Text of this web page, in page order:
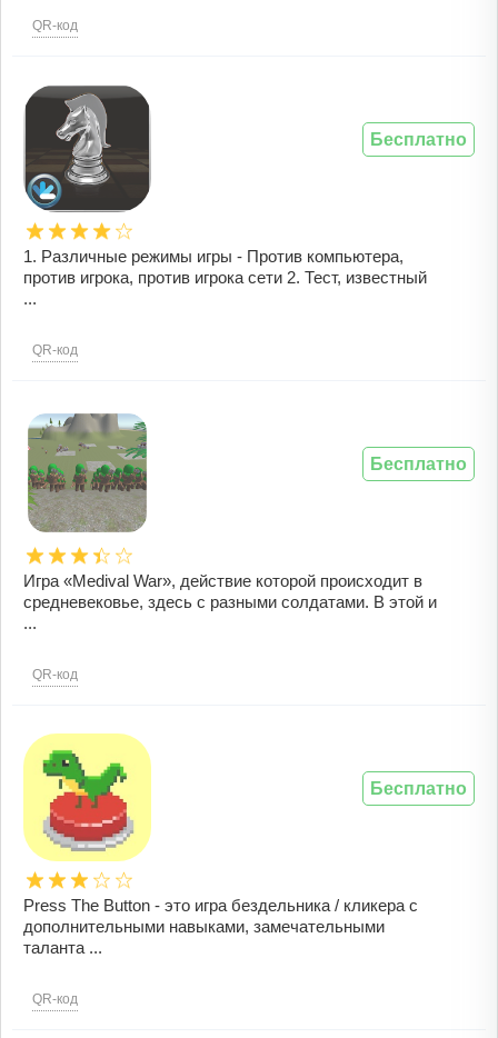
QR-код
1. Различные режимы игры - Против компьютера,
против игрока, против игрока сети 2. Тест, известный
...
QR-код
Бесплатно
Игра «Medival War», действие которой происходит в
средневековье, здесь с разными солдатами. В этой и
...
QR-код
Бесплатно
Press The Button - это игра бездельника / кликера с
дополнительными навыками, замечательными
таланта ...
QR-код
Бесплатно